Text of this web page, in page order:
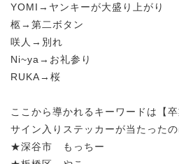
YOMI→ヤンキーが大盛り上がり
柩→第二ボタン
咲人→別れ
Ni~ya→お礼参り
RUKA→桜
ここから導かれるキーワードは【卒
サイン入りステッカーが当たったの
★深谷市 もっちー